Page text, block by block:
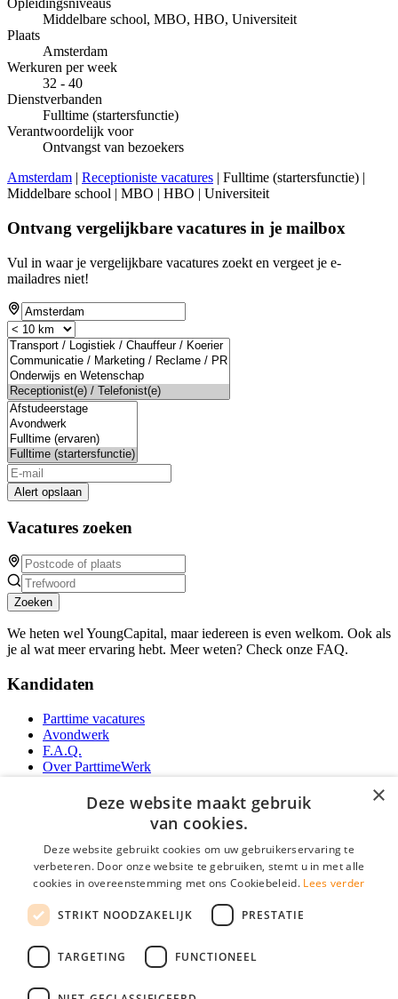
Opleidingsniveaus
Middelbare school, MBO, HBO, Universiteit
Plaats
Amsterdam
Werkuren per week
32 - 40
Dienstverbanden
Fulltime (startersfunctie)
Verantwoordelijk voor
Ontvangst van bezoekers
Amsterdam | Receptioniste vacatures | Fulltime (startersfunctie) |
Middelbare school | MBO | HBO | Universiteit
Ontvang vergelijkbare vacatures in je mailbox
Vul in waar je vergelijkbare vacatures zoekt en vergeet je e-
mailadres niet!
Alert opslaan
Vacatures zoeken
Zoeken
We heten wel YoungCapital, maar iedereen is even welkom. Ook als
je al wat meer ervaring hebt. Meer weten? Check onze FAQ.
Kandidaten
Parttime vacatures
Avondwerk
F.A.Q.
Over ParttimeWerk
YoungCapital Android App
Parttime personeel
Vacature aanmelden
Partners
Contact
Social
×
Deze website maakt gebruik
van cookies.
Deze website gebruikt cookies om uw gebruikerservaring te
verbeteren. Door onze website te gebruiken, stemt u in met alle
cookies in overeenstemming met ons Cookiebeleid. Lees verder
STRIKT NOODZAKELIJK PRESTATIE
TARGETING FUNCTIONEEL